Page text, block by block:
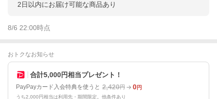
2日以内にお届け可能な商品あり
8/6 22:00時点
おトクなお知らせ
合計5,000円相当プレゼント！
PayPayカード入会特典を使うと 2,420円 0円
うち2,000円相当は利用先・期間限定。他条件あり